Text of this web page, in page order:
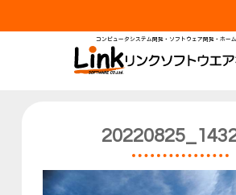
コンピュータシステム開発・ソフトウェア開発・ホー
採用情報